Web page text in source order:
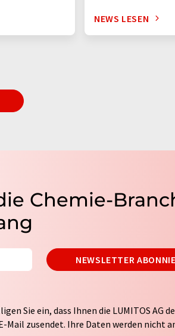
NEWS LESEN
Chemie-
NEWSLETTER
Sie ein, dass Ihnen die LUMITOS AG
Mail zusendet. Ihre Daten werden nicht